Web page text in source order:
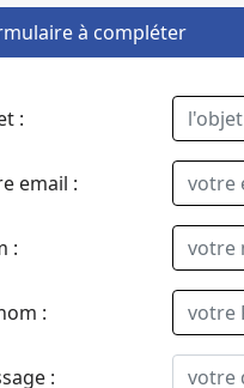
à compléter
:
email :
:
:
: